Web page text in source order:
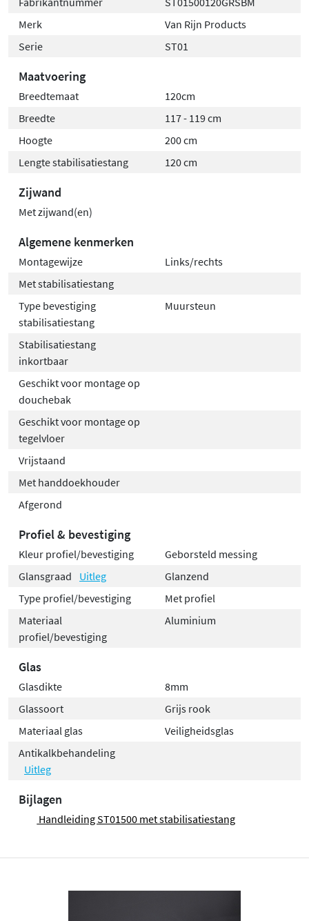
Merk
Van Rijn Products
Serie
ST01
Maatvoering
Breedtemaat
120cm
Breedte
117 - 119 cm
Hoogte
200 cm
Lengte stabilisatiestang
120 cm
Zijwand
Met zijwand(en)
Algemene kenmerken
Montagewijze
Links/rechts
Met stabilisatiestang
Type bevestiging
stabilisatiestang
Muursteun
Stabilisatiestang
inkortbaar
Geschikt voor montage op
douchebak
Geschikt voor montage op
tegelvloer
Vrijstaand
Met handdoekhouder
Afgerond
Profiel & bevestiging
Kleur profiel/bevestiging
Geborsteld messing
Glansgraad
Uitleg
Glanzend
Type profiel/bevestiging
Met profiel
Materiaal
profiel/bevestiging
Aluminium
Glas
Glasdikte
8mm
Glassoort
Grijs rook
Materiaal glas
Veiligheidsglas
Antikalkbehandeling
Uitleg
Bijlagen
Handleiding ST01500 met stabilisatiestang